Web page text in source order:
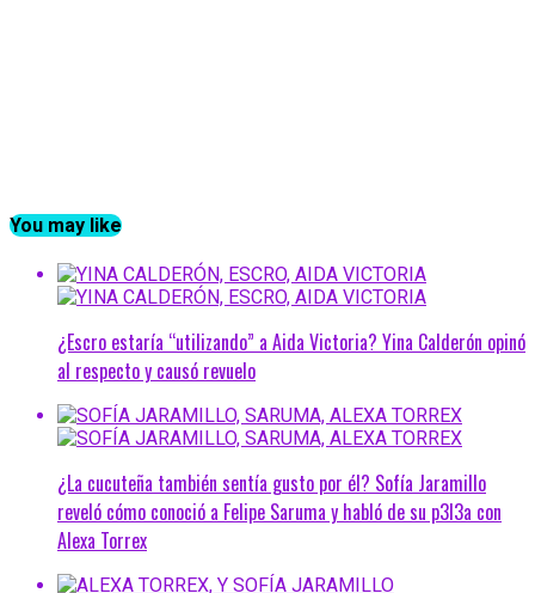
You may like
¿Escro estaría “utilizando” a Aida Victoria? Yina Calderón opinó
al respecto y causó revuelo
¿La cucuteña también sentía gusto por él? Sofía Jaramillo
reveló cómo conoció a Felipe Saruma y habló de su p3l3a con
Alexa Torrex